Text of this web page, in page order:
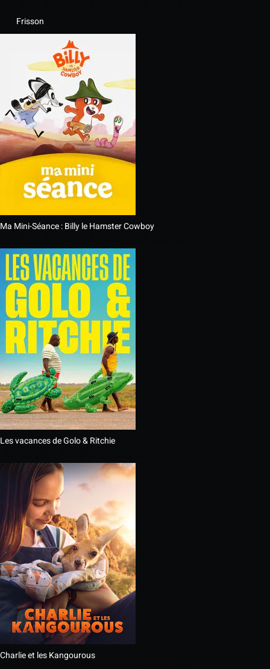
Frisson
Ma Mini-Séance : Billy le Hamster Cowboy
Les vacances de Golo & Ritchie
Charlie et les Kangourous